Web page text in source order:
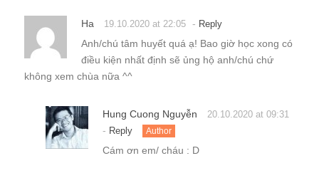
Ha 19.10.2020 at 22:05 - Reply
Anh/chú tâm huyết quá ạ! Bao giờ học xong có
điều kiện nhất định sẽ ủng hộ anh/chú chứ
không xem chùa nữa ^^
Hung Cuong Nguyễn 20.10.2020 at 09:31
- Reply Author
Cám ơn em/ cháu : D